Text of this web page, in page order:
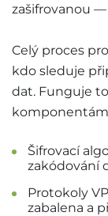
zašifrovanou —
Celý proces
kdo sleduje
dat. Funguje
Šifrovací
zakódování
Protokoly
zabalena a